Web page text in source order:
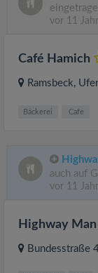
vor 11
Café Hamich
Ramsbeck,
Bäckerei Cafe
auch auf
vor 11
Highway
Bundesstraße